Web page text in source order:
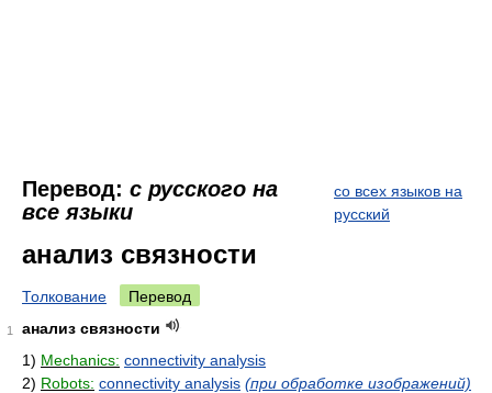
Перевод: с русского на
все языки
со всех языков на
русский
анализ связности
Толкование Перевод
1
анализ связности
1) Mechanics: connectivity analysis
2) Robots: connectivity analysis (при обработке изображений)